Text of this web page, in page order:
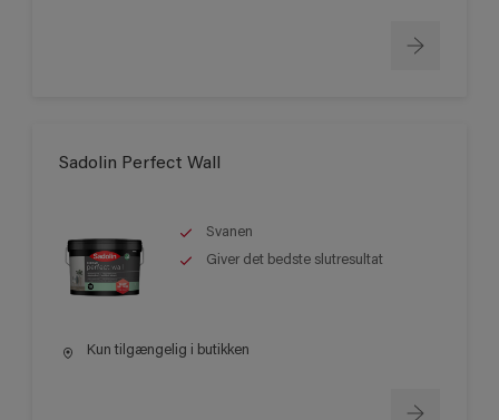
Sadolin Perfect Wall
Svanen
Giver det bedste slutresultat
Kun tilgængelig i butikken